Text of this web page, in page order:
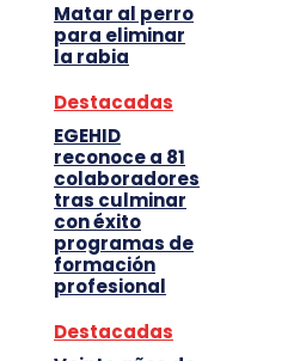
Matar al perro
para eliminar
la rabia
Destacadas
EGEHID
reconoce a 81
colaboradores
tras culminar
con éxito
programas de
formación
profesional
Destacadas